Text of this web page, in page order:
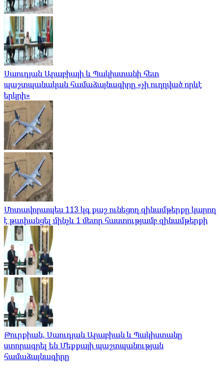
Սաուդյան Արաբիայի և Պակիստանի հետ
պաշտպանական համաձայնագիրը «չի ուղղված որևէ
երկրի»
Մոտավորապես 113 կգ քաշ ունեցող զինամթերքը կարող
է թափանցել մինչև 1 մետր հաստությամբ զինամթերքի
Թուրքիան, Սաուդյան Արաբիան և Պակիստանը
ստորագրել են Մեքքայի պաշտպանության
համաձայնագիրը